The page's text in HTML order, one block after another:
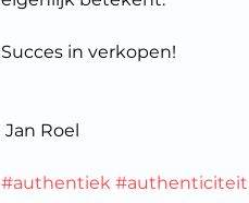
Succes in verkopen!
Jan Roel
#authentiek #authenticiteit